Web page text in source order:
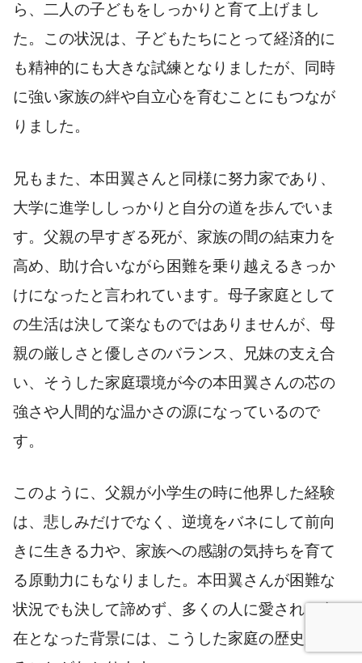
ら、二人の子どもをしっかりと育て上げまし
た。この状況は、子どもたちにとって経済的に
も精神的にも大きな試練となりましたが、同時
に強い家族の絆や自立心を育むことにもつなが
りました。
兄もまた、本田翼さんと同様に努力家であり、
大学に進学ししっかりと自分の道を歩んでいま
す。父親の早すぎる死が、家族の間の結束力を
高め、助け合いながら困難を乗り越えるきっか
けになったと言われています。母子家庭として
の生活は決して楽なものではありませんが、母
親の厳しさと優しさのバランス、兄妹の支え合
い、そうした家庭環境が今の本田翼さんの芯の
強さや人間的な温かさの源になっているので
す。
このように、父親が小学生の時に他界した経験
は、悲しみだけでなく、逆境をバネにして前向
きに生きる力や、家族への感謝の気持ちを育て
る原動力にもなりました。本田翼さんが困難な
状況でも決して諦めず、多くの人に愛される存
在となった背景には、こうした家庭の歴史があ